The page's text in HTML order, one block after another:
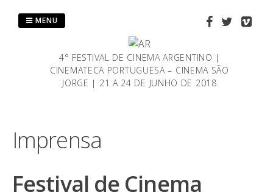
4° FESTIVAL DE CINEMA ARGENTINO |
CINEMATECA PORTUGUESA – CINEMA SÃO
JORGE | 21 A 24 DE JUNHO DE 2018
MENU
Imprensa
Festival de Cinema